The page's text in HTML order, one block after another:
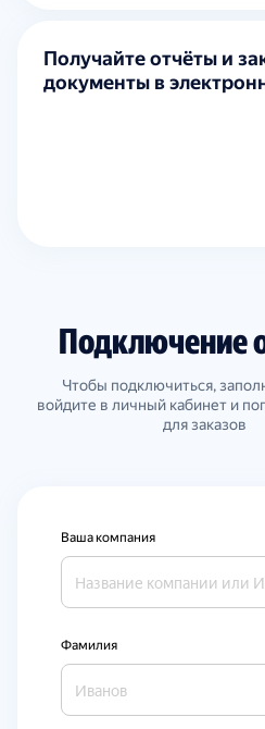
Получайте отчёты и
документы в
Подключение
Чтобы подключиться,
войдите в личный кабинет и
для заказов
Ваша компания
Фамилия